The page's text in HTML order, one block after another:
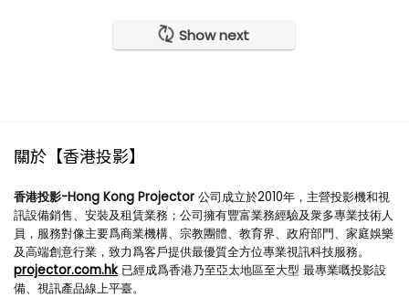
Show next
關於【香港投影】
香港投影-Hong Kong Projector 公司成立於2010年，主營投影機和視
訊設備銷售、安裝及租賃業務；公司擁有豐富業務經驗及衆多專業技術人
員，服務對像主要爲商業機構、宗教團體、教育界、政府部門、家庭娛樂
及高端創意行業，致力爲客戶提供最優質全方位專業視訊科技服務。
projector.com.hk 已經成爲香港乃至亞太地區至大型 最專業嘅投影設
備、視訊產品線上平臺。